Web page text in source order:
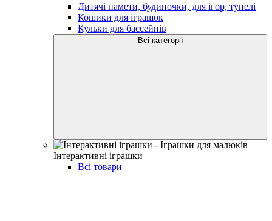
Дитячі намети, будиночки, для ігор, тунелі
Кошики для іграшок
Кульки для бассейнів
Всі категорії
Інтерактивні іграшки
Всі товари